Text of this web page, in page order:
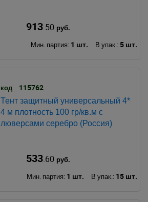
913.50 руб.
Мин. партия: 1 шт. В упак.: 5 шт.
код 115762
Тент защитный универсальный 4*
4 м плотность 100 гр/кв.м с
люверсами серебро (Россия)
533.60 руб.
Мин. партия: 1 шт. В упак.: 15 шт.